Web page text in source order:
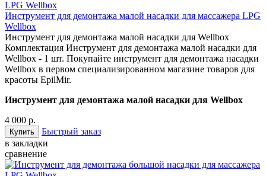
Инструмент для демонтажа малой насадки для массажера LPG
Wellbox
Инструмент для демонтажа малой насадки для Wellbox
Комплектация Инструмент для демонтажа малой насадки для
Wellbox - 1 шт. Покупайте инструмент для демонтажа насадки
Wellbox в первом специализированном магазине товаров для
красоты EpilMir.
Инструмент для демонтажа малой насадки для Wellbox
4 000 р.
Быстрый заказ
в закладки
сравнение